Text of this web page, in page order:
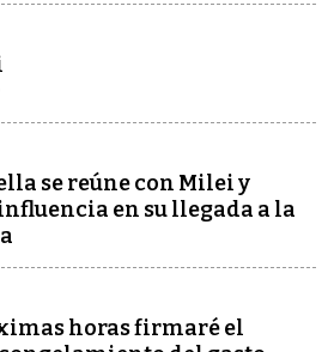
se reúne con Milei y
en su llegada a la
horas firmaré el